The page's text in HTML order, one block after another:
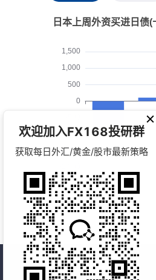
欢迎加入FX168投研群
获取每日外汇/黄金/股市最新策略